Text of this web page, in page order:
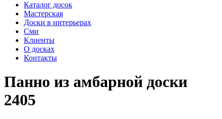
Каталог досок
Мастерская
Доски в интерьерах
Сми
Клиенты
О досках
Контакты
Панно из амбарной доски
2405